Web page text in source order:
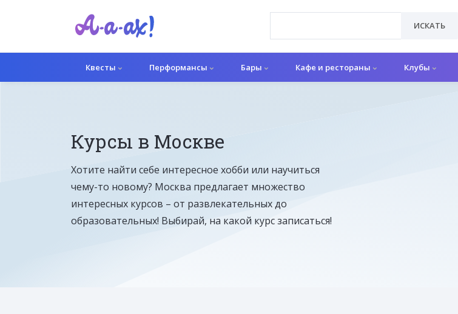
ИСКАТЬ
Квесты Перформансы Бары Кафе и рестораны Клубы
Курсы в Москве
Хотите найти себе интересное хобби или научиться
чему-то новому? Москва предлагает множество
интересных курсов – от развлекательных до
образовательных! Выбирай, на какой курс записаться!